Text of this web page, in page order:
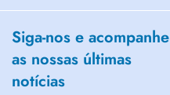
Siga-nos e acompanhe
as nossas últimas
notícias